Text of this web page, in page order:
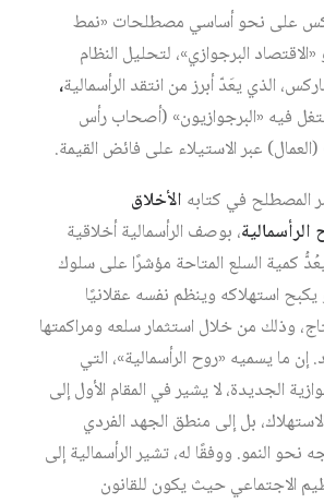
على نحو أساسي مصطلحات «نمط
«الاقتصاد البرجوازي»، لتحليل النظام
الذي يعَدّ أبرز من انتقد الرأسمالية،
فيه «البرجوازيون» (أصحاب رأس
(العمال) عبر الاستيلاء على فائض القيمة.
في كتابه الأخلاق
الرأسمالية، بوصف الرأسمالية أخلاقية
كمية السلع المتاحة مؤشرًا على سلوك
يكبح استهلاكه وينظم نفسه عقلانيًا
وذلك من خلال استثمار سلعه ومراكمتها
إن ما يسميه «روح الرأسمالية»، التي
الجديدة، لا يشير في المقام الأول إلى
بل إلى منطق الجهد الفردي
نحو النمو. ووفقًا له، تشير الرأسمالية إلى
الاجتماعي حيث يكون للقانون